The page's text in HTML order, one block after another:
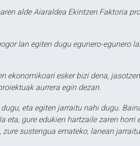
alde Aiaraldea Ekintzen Faktoria
lan egiten dugu egunero-egunero
ekonomikoari esker bizi dena, jasotzen
aurrera egin dezan.
eta egiten jarraitu nahi dugu.
eta, gure edukien hartzaile zaren horri
sustengua emateko, lanean